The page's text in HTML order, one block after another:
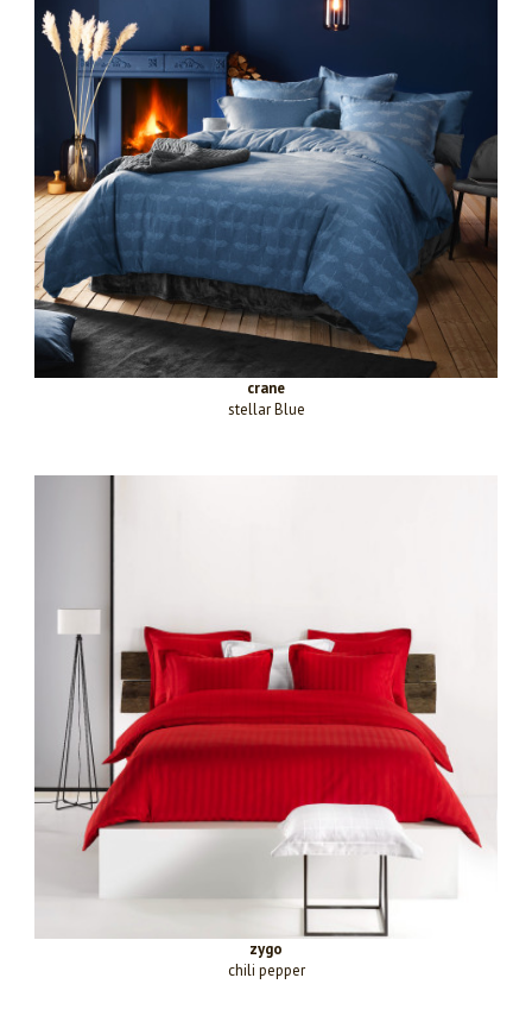
crane
stellar Blue
zygo
chili pepper